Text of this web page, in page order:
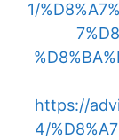
1/
https://
4/